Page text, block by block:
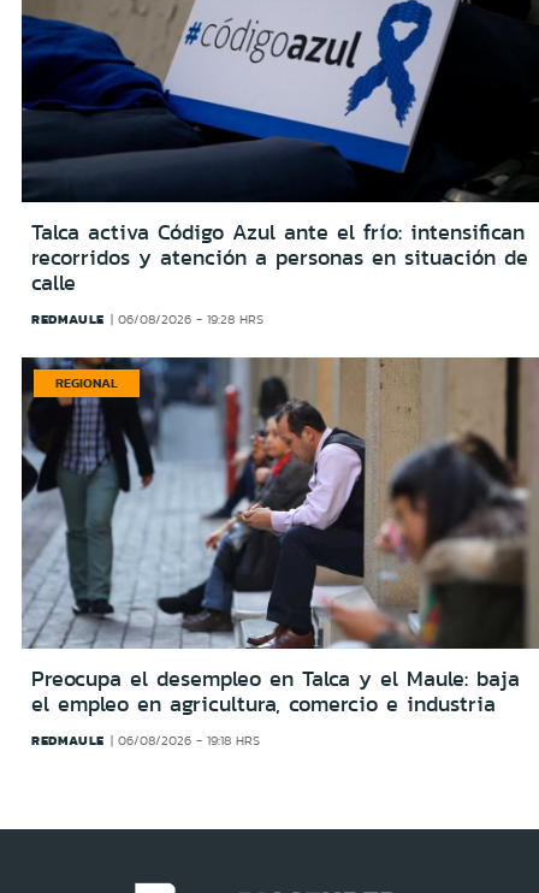
Talca activa Código Azul ante el frío: intensifican
recorridos y atención a personas en situación de
calle
REDMAULE 06/08/2026 - 19:28 HRS
REGIONAL
Preocupa el desempleo en Talca y el Maule: baja
el empleo en agricultura, comercio e industria
REDMAULE 06/08/2026 - 19:18 HRS